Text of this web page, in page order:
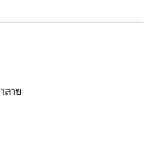
ลาย